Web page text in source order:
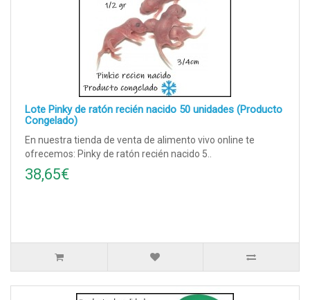
Lote Pinky de ratón recién nacido 50 unidades (Producto
Congelado)
En nuestra tienda de venta de alimento vivo online te
ofrecemos: Pinky de ratón recién nacido 5..
38,65€